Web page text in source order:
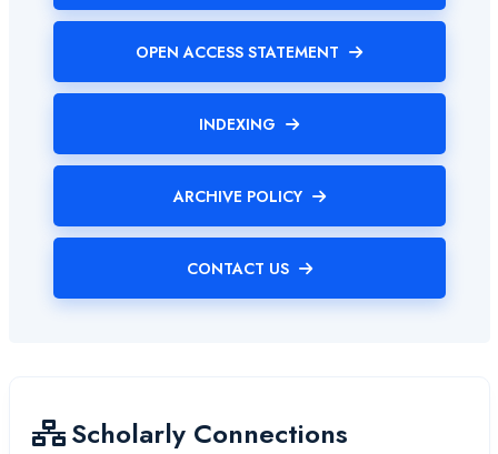
OPEN ACCESS STATEMENT
INDEXING
ARCHIVE POLICY
CONTACT US
Scholarly Connections